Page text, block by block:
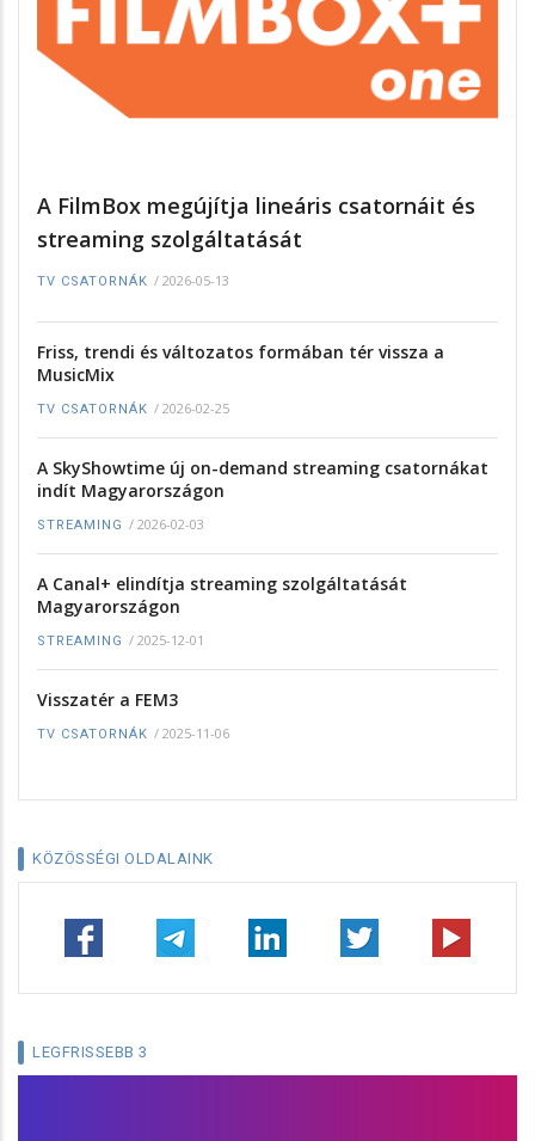
A FilmBox megújítja lineáris csatornáit és
streaming szolgáltatását
TV CSATORNÁK / 2026-05-13
Friss, trendi és változatos formában tér vissza a
MusicMix
TV CSATORNÁK / 2026-02-25
A SkyShowtime új on-demand streaming csatornákat
indít Magyarországon
STREAMING / 2026-02-03
A Canal+ elindítja streaming szolgáltatását
Magyarországon
STREAMING / 2025-12-01
Visszatér a FEM3
TV CSATORNÁK / 2025-11-06
KÖZÖSSÉGI OLDALAINK
LEGFRISSEBB 3